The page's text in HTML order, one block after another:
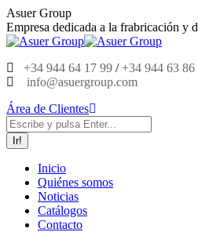
Saltar
al
contenido
Asuer Group
Empresa dedicada a la frabricación y
+34 944 64 17 99 /+34 944 63 86
info@asuergroup.com
Área de Clientes
Buscar:
Inicio
Quiénes somos
Noticias
Catálogos
Contacto